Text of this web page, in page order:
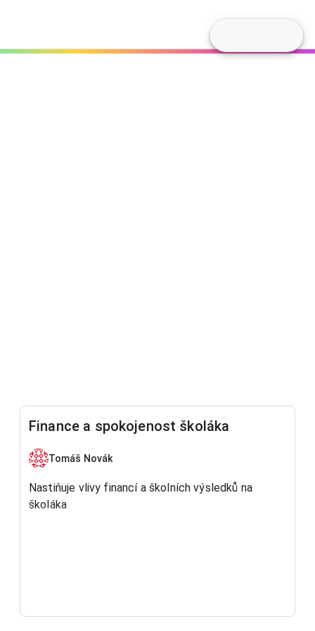
Finance a spokojenost školáka
Tomáš Novák
Nastiňuje vlivy financí a školních výsledků na
školáka